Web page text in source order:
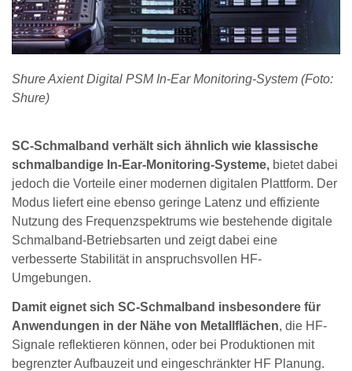
Shure Axient Digital PSM In-Ear Monitoring-System (Foto:
Shure)
SC-Schmalband verhält sich ähnlich wie klassische
schmalbandige In-Ear-Monitoring-Systeme, bietet dabei
jedoch die Vorteile einer modernen digitalen Plattform. Der
Modus liefert eine ebenso geringe Latenz und effiziente
Nutzung des Frequenzspektrums wie bestehende digitale
Schmalband-Betriebsarten und zeigt dabei eine
verbesserte Stabilität in anspruchsvollen HF-
Umgebungen.
Damit eignet sich SC-Schmalband insbesondere für
Anwendungen in der Nähe von Metallflächen, die HF-
Signale reflektieren können, oder bei Produktionen mit
begrenzter Aufbauzeit und eingeschränkter HF Planung.